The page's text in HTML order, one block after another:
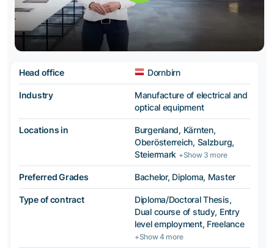
Head office Dornbirn
Industry
Manufacture of electrical and
optical equipment
Locations in
Burgenland, Kärnten,
Oberösterreich, Salzburg,
Steiermark +Show 3 more
Preferred Grades Bachelor, Diploma, Master
Type of contract
Diploma/Doctoral Thesis,
Dual course of study, Entry
level employment, Freelance
+Show 4 more